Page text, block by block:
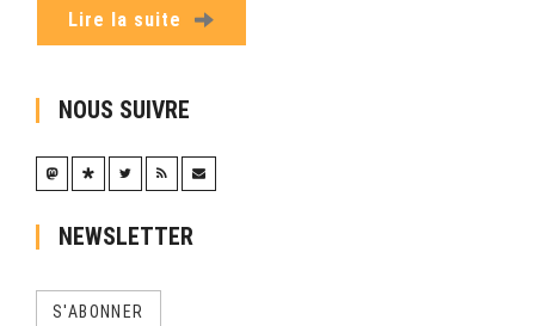
Lire la suite
NOUS SUIVRE
NEWSLETTER
S'ABONNER